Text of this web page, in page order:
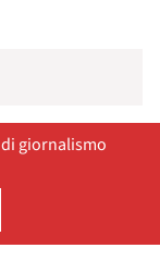
giornalismo